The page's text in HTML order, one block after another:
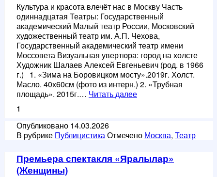
Культура и красота влечёт нас в Москву Часть
одиннадцатая Театры: Государственный
академический Малый театр России, Московский
художественный театр им. А.П. Чехова,
Государственный академический театр имени
Моссовета Визуальная увертюра: город на холсте
Художник Шалаев Алексей Евгеньевич (род. в 1966
г.) 1. «Зима на Боровицком мосту».2019г. Холст.
Масло. 40х60см (фото из интерн.) 2. «Трубная
площадь». 2015г.… Читать далееКультура
нас
в
Часть
1
Опубликовано 14.03.2026
В рубрике ПублицистикаОтмечено Москва, Театр
Премьера спектакля «Яралылар»
(Женщины)